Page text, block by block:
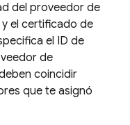
del proveedor de
y el certificado de
el ID de
de
coincidir
que te asignó